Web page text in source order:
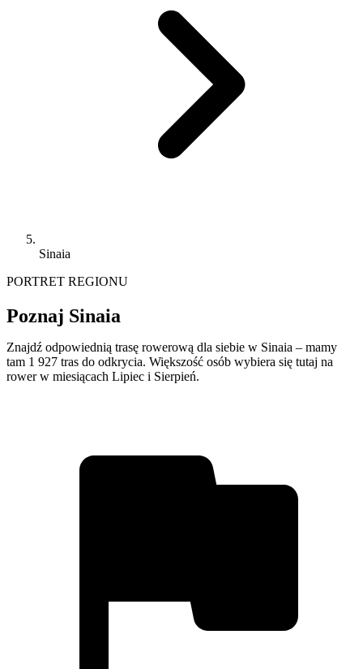
Sinaia
PORTRET REGIONU
Poznaj Sinaia
Znajdź odpowiednią trasę rowerową dla siebie w Sinaia – mamy
tam 1 927 tras do odkrycia. Większość osób wybiera się tutaj na
rower w miesiącach Lipiec i Sierpień.